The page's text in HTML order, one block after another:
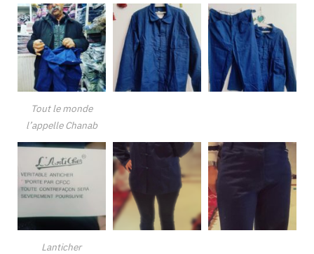
Tout le monde
l’appelle Chanab
Lanticher